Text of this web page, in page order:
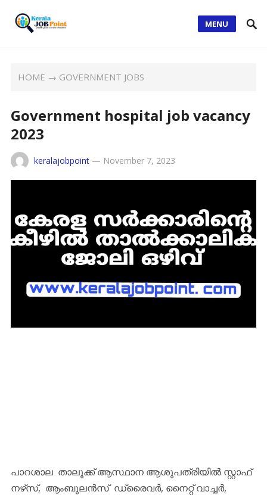
MENU
HOME → GOVERNMENT JOBS
Government hospital job vacancy
2023
keralajobpoint— November 7, 2023
പാറശാല താലൂക്ക് ആസ്ഥാന ആശുപത്രിയിൽ സ്റ്റാഫ്
നഴ്‌സ്‌, ആംബുലൻസ് ഡ്രൈവർ, നൈറ്റ് വാച്ചർ,